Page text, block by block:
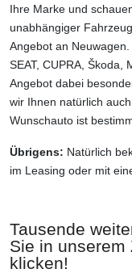
Ihre Marke und
unabhängiger
Angebot an Neuwagen.
SEAT, CUPRA, Škoda,
Angebot dabei
wir Ihnen natürlich
Wunschauto ist
Übrigens: Natürlich
im Leasing oder mit
Tausende
Sie in unserem
klicken!